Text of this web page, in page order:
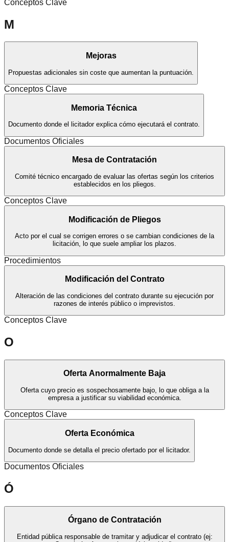
Conceptos Clave
M
Mejoras
Propuestas adicionales sin coste que aumentan la puntuación.
Conceptos Clave
Memoria Técnica
Documento donde el licitador explica cómo ejecutará el contrato.
Documentos Oficiales
Mesa de Contratación
Comité técnico encargado de evaluar las ofertas según los criterios
establecidos en los pliegos.
Conceptos Clave
Modificación de Pliegos
Acto por el cual se corrigen errores o se cambian condiciones de la
licitación, lo que suele ampliar los plazos.
Procedimientos
Modificación del Contrato
Alteración de las condiciones del contrato durante su ejecución por
razones de interés público o imprevistos.
Conceptos Clave
O
Oferta Anormalmente Baja
Oferta cuyo precio es sospechosamente bajo, lo que obliga a la
empresa a justificar su viabilidad económica.
Conceptos Clave
Oferta Económica
Documento donde se detalla el precio ofertado por el licitador.
Documentos Oficiales
Ó
Órgano de Contratación
Entidad pública responsable de tramitar y adjudicar el contrato (ej: